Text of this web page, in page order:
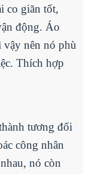
co giãn tốt,
động. Áo
nên nó phù
Thích hợp
tương đối
công nhân
nó còn